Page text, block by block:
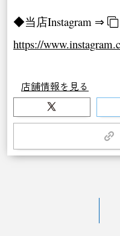
◆当店Instagram ⇒
https://
店舗情報を見る